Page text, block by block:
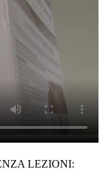
LEZIONI: